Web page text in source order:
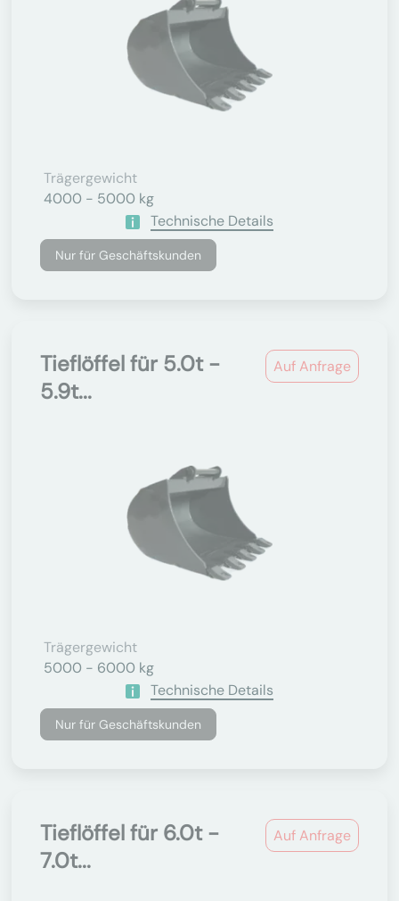
Trägergewicht
4000 - 5000 kg
Technische Details
Nur für Geschäftskunden
Auf Anfrage
Tieflöffel für 5.0t -
5.9t...
Trägergewicht
5000 - 6000 kg
Technische Details
Nur für Geschäftskunden
Auf Anfrage
Tieflöffel für 6.0t -
7.0t...